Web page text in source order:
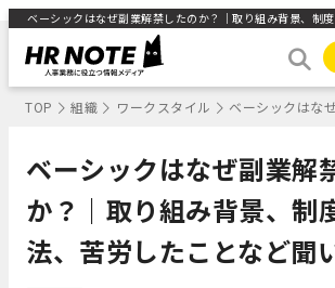
TOP 組織 ワークスタイル ベーシックはな
ベーシックはなぜ副業解
か？｜取り組み背景、制
法、苦労したことなど聞